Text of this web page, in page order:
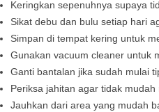
Keringkan sepenuhnya supaya
Sikat debu dan bulu setiap hari
Simpan di tempat kering untuk
Gunakan vacuum cleaner untuk
Ganti bantalan jika sudah mulai
Periksa jahitan agar tidak mudah
Jauhkan dari area yang mudah